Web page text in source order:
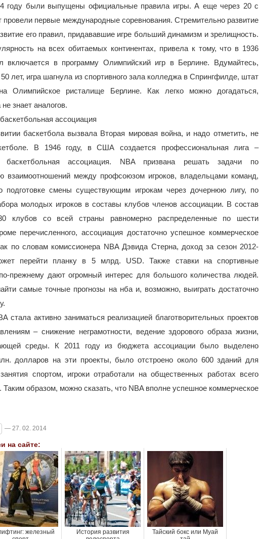
году были выпущены официальные правила игры. А еще через 20 с
первые международные соревнования. Стремительно развитие
его правил, придававшие игре больший динамизм и зрелищность.
на всех обитаемых континентах, привела к тому, что в 1936
включается в программу Олимпийский игр в Берлине. Вдумайтесь,
лет, игра шагнула из спортивного зала колледжа в Спрингфилде, штат
Олимпийское ристалище Берлине. Как легко можно догадаться,
знает аналогов.
ассоциация
баскетбола вызвала Вторая мировая война, и надо отметить, не
В 1946 году, в США создается профессиональная лига –
баскетбольная ассоциация. NBA призвана решать задачи по
взаимоотношений между профсоюзом игроков, владельцами команд,
подготовке смены существующим игрокам через дочернюю лигу, по
молодых игроков в составы клубов членов ассоциации. В состав
клубов со всей страны равномерно распределенные по шести
перечисленного, ассоциация достаточно успешное коммерческое
по словам комиссионера NBA Дэвида Стерна, доход за сезон 2012-
перейти планку в 5 млрд. USD. Также ставки на спортивные
прежнему дают огромный интерес для большого количества людей.
самые точные прогнозы на нба и, возможно, выиграть достаточно
стала активно заниматься реализацией благотворительных проектов
– снижение неграмотности, ведение здорового образа жизни,
среды. К 2011 году из бюджета ассоциации было выделено
долларов на эти проекты, было отстроено около 600 зданий для
спортом, игроки отработали на общественных работах всего
Таким образом, можно сказать, что NBA вполне успешное коммерческое
— 27. 02. 2014
на сайте:
железный
История развития
Тайский бокс или Муай